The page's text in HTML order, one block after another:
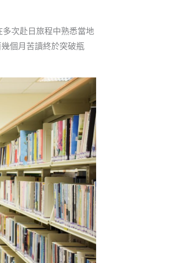
次赴日旅程中熟悉當地
個月苦讀終於突破瓶